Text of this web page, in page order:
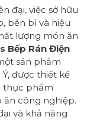
đại, việc sở hữu
bền bỉ và hiệu
lượng món ăn
Bếp Rán Điện
sản phẩm
được thiết kế
thực phẩm
ăn công nghiệp.
và khả năng